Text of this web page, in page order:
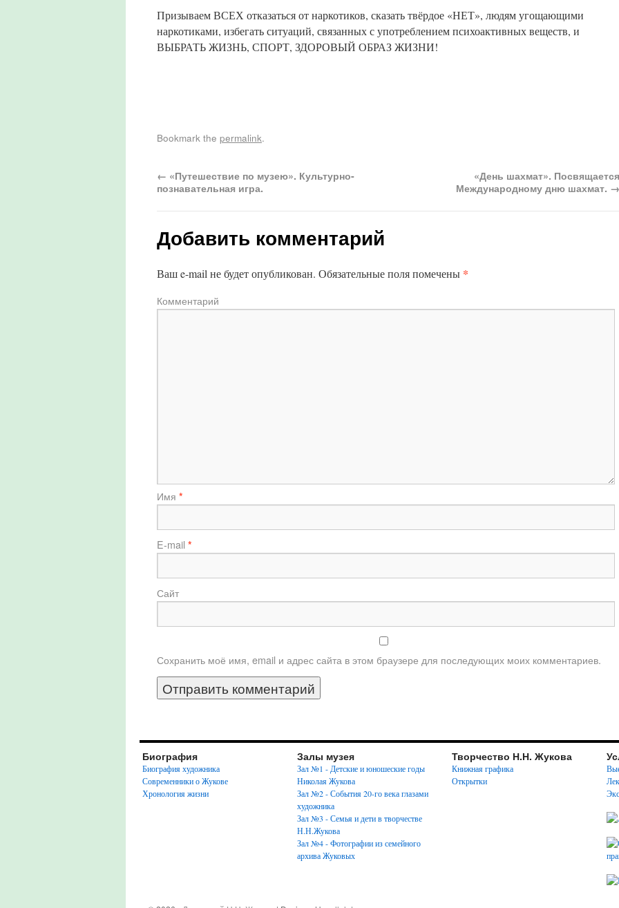
Призываем ВСЕХ отказаться от наркотиков, сказать твёрдое «НЕТ», людям угощающими
наркотиками, избегать ситуаций, связанных с употреблением психоактивных веществ, и
ВЫБРАТЬ ЖИЗНЬ, СПОРТ, ЗДОРОВЫЙ ОБРАЗ ЖИЗНИ!
Bookmark the permalink.
← «Путешествие по музею». Культурно-
познавательная игра.
«День шахмат». Посвящается
Международному дню шахмат. →
Добавить комментарий
Ваш e-mail не будет опубликован. Обязательные поля помечены *
Комментарий
Имя *
E-mail *
Сайт
Сохранить моё имя, email и адрес сайта в этом браузере для последующих моих комментариев.
Биография
Биография художника
Современники о Жукове
Хронология жизни
Залы музея
Зал №1 - Детские и юношеские годы
Николая Жукова
Зал №2 - События 20-го века глазами
художника
Зал №3 - Семья и дети в творчестве
Н.Н.Жукова
Зал №4 - Фотографии из семейного
архива Жуковых
Творчество Н.Н. Жукова
Книжная графика
Открытки